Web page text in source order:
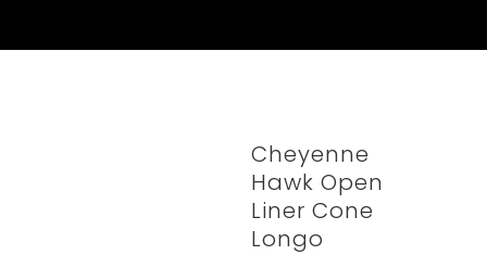
Cheyenne
Hawk Open
Liner Cone
Longo